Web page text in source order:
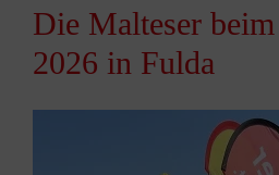
Die Malteser beim
2026 in Fulda